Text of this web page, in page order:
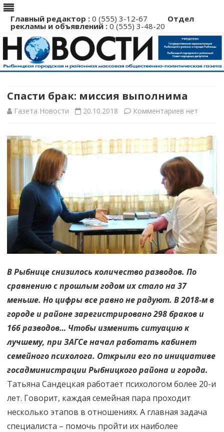
Главный редактор : 0 (555) 3-12-67 Отдел
рекламы и объявлений : 0 (555) 3-48-20
Перейти
Спасти брак: миссия выполнима
Газета Новости 20.10.2018 Комментариев к
Спасти
брак:
миссия
выполнима
нет
В Рыбнице снизилось количество разводов. По
сравнению с прошлым годом их стало на 37
меньше. Но цифры все равно не радуют. В 2018-м в
городе и районе зарегистрировано 298 браков и
166 разводов… Чтобы изменить ситуацию к
лучшему, при ЗАГСе начал работать кабинет
семейного психолога. Открыли его по инициативе
госадминистрации Рыбницкого района и города.
Татьяна Сандецкая работает психологом более 20-и
лет. Говорит, каждая семейная пара проходит
несколько этапов в отношениях. А главная задача
специалиста – помочь пройти их наиболее